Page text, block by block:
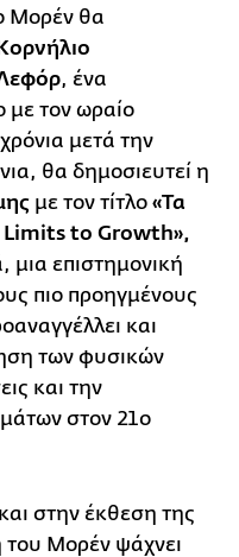
Μορέν θα
, ένα
με τον ωραίο
μετά την
θα δημοσιευτεί η
με τον τίτλο «Τα
Limits to Growth»,
επιστημονική
πιο προηγμένους
και
των φυσικών
και την
στον 21ο
και στην έκθεση της
Μορέν ψάχνει